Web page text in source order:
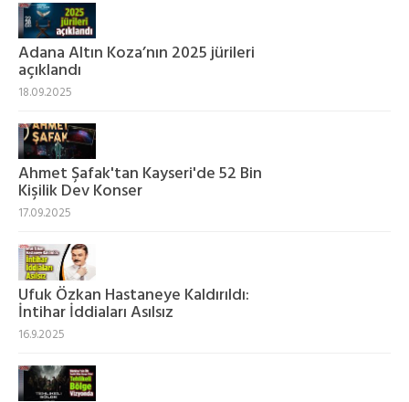
Adana Altın Koza’nın 2025 jürileri
açıklandı
18.09.2025
Ahmet Şafak'tan Kayseri'de 52 Bin
Kişilik Dev Konser
17.09.2025
Ufuk Özkan Hastaneye Kaldırıldı:
İntihar İddiaları Asılsız
16.9.2025